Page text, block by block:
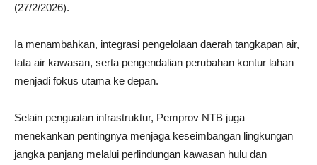
(27/2/2026).
Ia menambahkan, integrasi pengelolaan daerah tangkapan air,
tata air kawasan, serta pengendalian perubahan kontur lahan
menjadi fokus utama ke depan.
Selain penguatan infrastruktur, Pemprov NTB juga
menekankan pentingnya menjaga keseimbangan lingkungan
jangka panjang melalui perlindungan kawasan hulu dan